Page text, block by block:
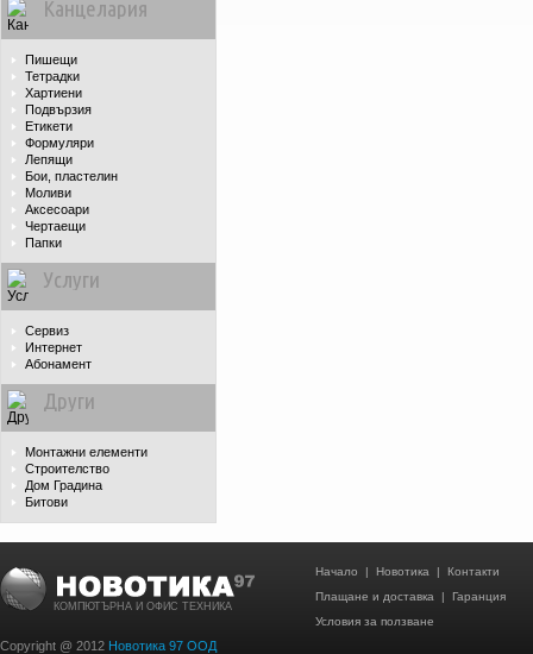
Канцелария
Пишещи
Тетрадки
Хартиени
Подвързия
Етикети
Формуляри
Лепящи
Бои, пластелин
Моливи
Аксесоари
Чертаещи
Папки
Услуги
Сервиз
Интернет
Абонамент
Други
Монтажни елементи
Строителство
Дом Градина
Битови
КОМПЮТЪРНА И ОФИС ТЕХНИКА
Copyright @ 2012 Новотика 97 ООД
Начало | Новотика | Контакти
Плащане и доставка | Гаранция
Условия за ползване